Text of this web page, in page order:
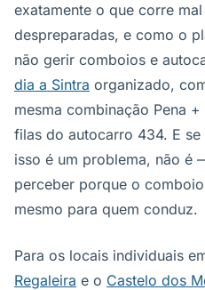
exatamente o que corre
despreparadas, e como o
não gerir comboios e
dia a Sintra organizado,
mesma combinação Pena
filas do autocarro 434. E
isso é um problema, não é
perceber porque o
mesmo para quem conduz.
Para os locais individuais
Regaleira e o Castelo dos